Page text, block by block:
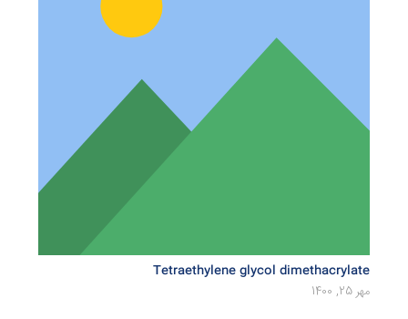
Tetraethylene glycol dimethacrylate
مهر 25, 1400